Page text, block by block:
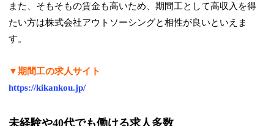
また、そもそもの賃金も高いため、期間工として高収入を得
たい方は株式会社アウトソーシングと相性が良いといえま
す。
▼期間工の求人サイト
https://kikankou.jp/
未経験や40代でも働ける求人多数